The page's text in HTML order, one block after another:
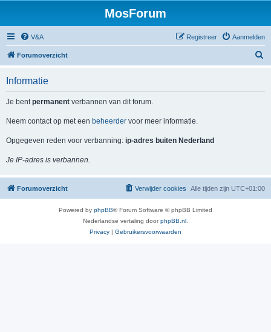
MosForum
V&A Aanmelden
Registreer
Forumoverzicht
Informatie
Je bentpermanent verbannen van dit forum.
Neem contact op met een beheerder voor meer informatie.
Opgegeven reden voor verbanning: ip-adres buiten Nederland
Je IP-adres is verbannen.
Forumoverzicht Alle tijden zijn UTC+01:00
Verwijder cookies
Powered by phpBB® Forum Software © phpBB Limited
Nederlandse vertaling doorphpBB.nl
Privacy | Gebruikersvoorwaarden